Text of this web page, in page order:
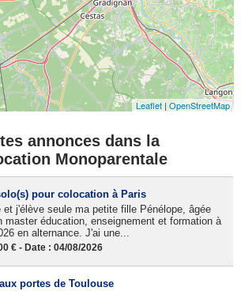
Leaflet |OpenStreetMap
annonces dans la
Monoparentale
pour colocation à Paris
et j'élève seule ma petite fille Pénélope, âgée
master éducation, enseignement et formation à
en alternance. J'ai une...
€ - Date : 04/08/2026
portes de Toulouse